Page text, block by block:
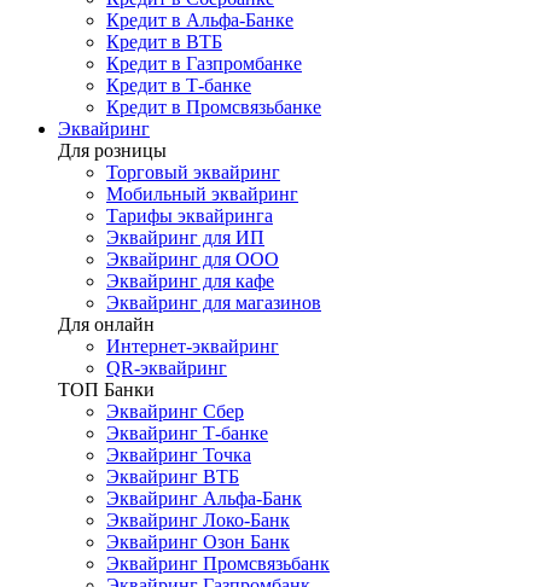
Кредит в Альфа-Банке
Кредит в ВТБ
Кредит в Газпромбанке
Кредит в Т-банке
Кредит в Промсвязьбанке
Эквайринг
Для розницы
Торговый эквайринг
Мобильный эквайринг
Тарифы эквайринга
Эквайринг для ИП
Эквайринг для ООО
Эквайринг для кафе
Эквайринг для магазинов
Для онлайн
Интернет-эквайринг
QR-эквайринг
ТОП Банки
Эквайринг Сбер
Эквайринг Т-банке
Эквайринг Точка
Эквайринг ВТБ
Эквайринг Альфа-Банк
Эквайринг Локо-Банк
Эквайринг Озон Банк
Эквайринг Промсвязьбанк